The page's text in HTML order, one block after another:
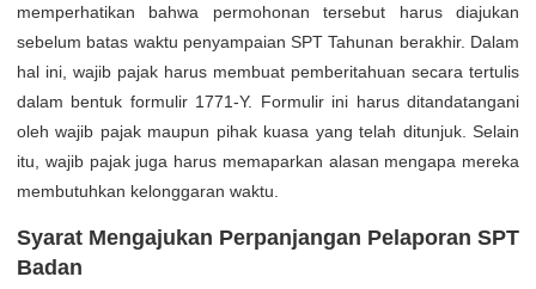
memperhatikan bahwa permohonan tersebut harus diajukan
sebelum batas waktu penyampaian SPT Tahunan berakhir. Dalam
hal ini, wajib pajak harus membuat pemberitahuan secara tertulis
dalam bentuk formulir 1771-Y. Formulir ini harus ditandatangani
oleh wajib pajak maupun pihak kuasa yang telah ditunjuk. Selain
itu, wajib pajak juga harus memaparkan alasan mengapa mereka
membutuhkan kelonggaran waktu.
Syarat Mengajukan Perpanjangan Pelaporan SPT
Badan